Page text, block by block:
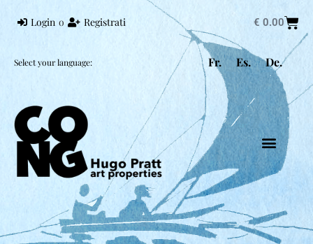
Login o Registrati € 0.00
Select your language: Fr. Es. De.